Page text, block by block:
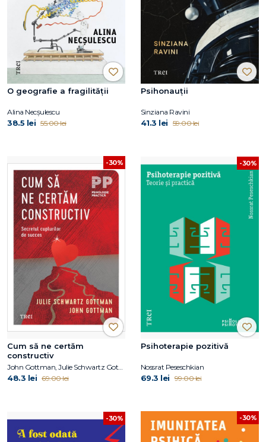
O geografie a fragilității
Alina Necșulescu
38.5 lei 55.00 lei
Psihonauții
Sinziana Ravini
41.3 lei 59.00 lei
-30%
Cum să ne certăm
constructiv
48.3 lei 69.00 lei
-30%
Psihoterapie pozitivă
Nossrat Peseschkian
69.3 lei 99.00 lei
-30% -30%